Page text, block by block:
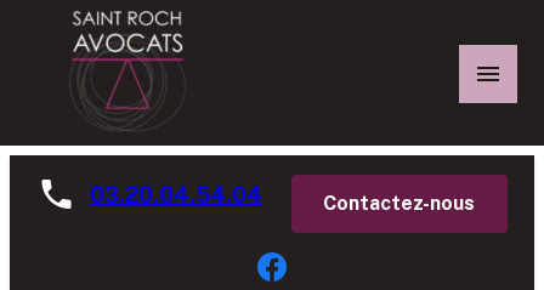
03.20.04.54.04 Contactez-nous
Panneau de gestion des cookies